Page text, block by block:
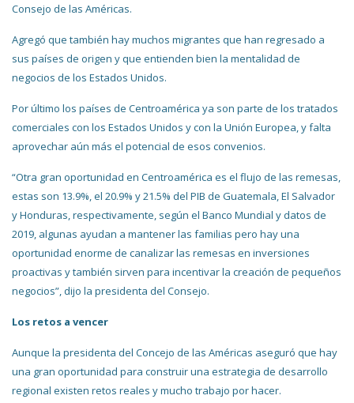
Consejo de las Américas.
Agregó que también hay muchos migrantes que han regresado a
sus países de origen y que entienden bien la mentalidad de
negocios de los Estados Unidos.
Por último los países de Centroamérica ya son parte de los tratados
comerciales con los Estados Unidos y con la Unión Europea, y falta
aprovechar aún más el potencial de esos convenios.
“Otra gran oportunidad en Centroamérica es el flujo de las remesas,
estas son 13.9%, el 20.9% y 21.5% del PIB de Guatemala, El Salvador
y Honduras, respectivamente, según el Banco Mundial y datos de
2019, algunas ayudan a mantener las familias pero hay una
oportunidad enorme de canalizar las remesas en inversiones
proactivas y también sirven para incentivar la creación de pequeños
negocios”, dijo la presidenta del Consejo.
Los retos a vencer
Aunque la presidenta del Concejo de las Américas aseguró que hay
una gran oportunidad para construir una estrategia de desarrollo
regional existen retos reales y mucho trabajo por hacer.